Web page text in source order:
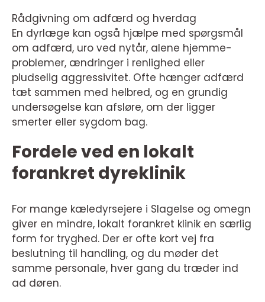
Rådgivning om adfærd og hverdag
En dyrlæge kan også hjælpe med spørgsmål
om adfærd, uro ved nytår, alene hjemme-
problemer, ændringer i renlighed eller
pludselig aggressivitet. Ofte hænger adfærd
tæt sammen med helbred, og en grundig
undersøgelse kan afsløre, om der ligger
smerter eller sygdom bag.
Fordele ved en lokalt
forankret dyreklinik
For mange kæledyrsejere i Slagelse og omegn
giver en mindre, lokalt forankret klinik en særlig
form for tryghed. Der er ofte kort vej fra
beslutning til handling, og du møder det
samme personale, hver gang du træder ind
ad døren.